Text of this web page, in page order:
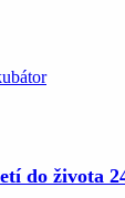
do života